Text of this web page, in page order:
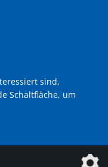
sind,
Schaltfläche, um